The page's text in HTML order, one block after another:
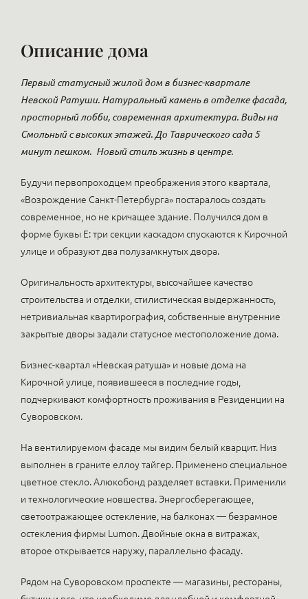
Описание дома
Первый статусный жилой дом в бизнес-квартале
Невской Ратуши. Натуральный камень в отделке фасада,
просторный лобби, современная архитектура. Виды на
Смольный с высоких этажей. До Таврического сада 5
минут пешком. Новый стиль жизнь в центре.
Будучи первопроходцем преображения этого квартала,
«Возрождение Санкт-Петербурга» постаралось создать
современное, но не кричащее здание. Получился дом в
форме буквы Е: три секции каскадом спускаются к Кирочной
улице и образуют два полузамкнутых двора.
Оригинальность архитектуры, высочайшее качество
строительства и отделки, стилистическая выдержанность,
нетривиальная квартирография, собственные внутренние
закрытые дворы задали статусное местоположение дома.
Бизнес-квартал «Невская ратуша» и новые дома на
Кирочной улице, появившееся в последние годы,
подчеркивают комфортность проживания в Резиденции на
Суворовском.
На вентилируемом фасаде мы видим белый кварцит. Низ
выполнен в граните еллоу тайгер. Применено специальное
цветное стекло. Алюкобонд разделяет вставки. Применили
и технологические новшества. Энергосберегающее,
светоотражающее остекление, на балконах — безрамное
остекления фирмы Lumon. Двойные окна в витражах,
второе открывается наружу, параллельно фасаду.
Рядом на Суворовском проспекте — магазины, рестораны,